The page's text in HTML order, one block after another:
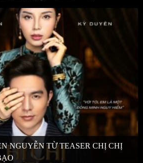
NGUYỄN TỪ TEASER CHỊ CHỊ